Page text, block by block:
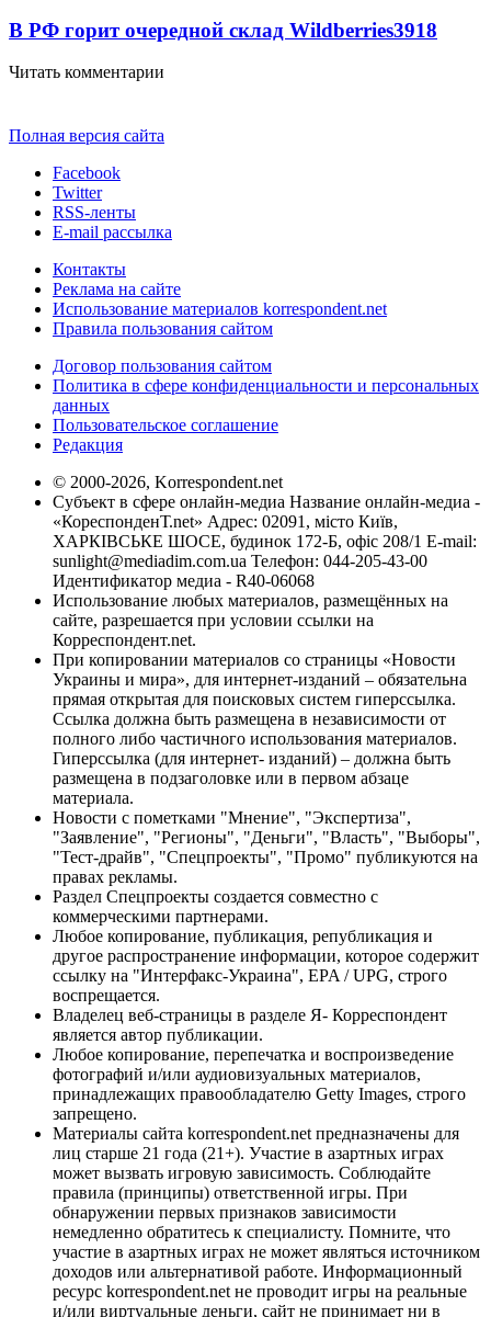
В РФ горит очередной склад Wildberries3918
Читать комментарии
Полная версия сайта
Facebook
Twitter
RSS-ленты
E-mail рассылка
Контакты
Реклама на сайте
Использование материалов korrespondent.net
Правила пользования сайтом
Договор пользования сайтом
Политика в сфере конфиденциальности и персональных
данных
Пользовательское соглашение
Редакция
© 2000-2026, Korrespondent.net
Субъект в сфере онлайн-медиа Название онлайн-медиа -
«КореспонденТ.net» Адрес: 02091, місто Київ,
ХАРКІВСЬКЕ ШОСЕ, будинок 172-Б, офіс 208/1 E-mail:
sunlight@mediadim.com.ua Телефон: 044-205-43-00
Идентификатор медиа - R40-06068
Использование любых материалов, размещённых на
сайте, разрешается при условии ссылки на
Корреспондент.net.
При копировании материалов со страницы «Новости
Украины и мира», для интернет-изданий – обязательна
прямая открытая для поисковых систем гиперссылка.
Ссылка должна быть размещена в независимости от
полного либо частичного использования материалов.
Гиперссылка (для интернет- изданий) – должна быть
размещена в подзаголовке или в первом абзаце
материала.
Новости с пометками "Мнение", "Экспертиза",
"Заявление", "Регионы", "Деньги", "Власть", "Выборы",
"Тест-драйв", "Спецпроекты", "Промо" публикуются на
правах рекламы.
Раздел Спецпроекты создается совместно с
коммерческими партнерами.
Любое копирование, публикация, републикация и
другое распространение информации, которое содержит
ссылку на "Интерфакс-Украина", EPA / UPG, строго
воспрещается.
Владелец веб-страницы в разделе Я- Корреспондент
является автор публикации.
Любое копирование, перепечатка и воспроизведение
фотографий и/или аудиовизуальных материалов,
принадлежащих правообладателю Getty Images, строго
запрещено.
Материалы сайта korrespondent.net предназначены для
лиц старше 21 года (21+). Участие в азартных играх
может вызвать игровую зависимость. Соблюдайте
правила (принципы) ответственной игры. При
обнаружении первых признаков зависимости
немедленно обратитесь к специалисту. Помните, что
участие в азартных играх не может являться источником
доходов или альтернативой работе. Информационный
ресурс korrespondent.net не проводит игры на реальные
и/или виртуальные деньги, сайт не принимает ни в